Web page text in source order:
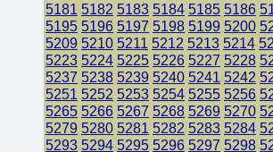
5181 5182 5183 5184 5185 5186
5195 5196 5197 5198 5199 5200
5209 5210 5211 5212 5213 5214
5223 5224 5225 5226 5227 5228
5237 5238 5239 5240 5241 5242
5251 5252 5253 5254 5255 5256
5265 5266 5267 5268 5269 5270
5279 5280 5281 5282 5283 5284
5293 5294 5295 5296 5297 5298